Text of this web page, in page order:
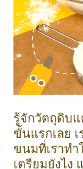
รู้จักวัตถุดิบ
ขั้นแรกเลย
ขนมที่เราทำ
เตรียมยังไง